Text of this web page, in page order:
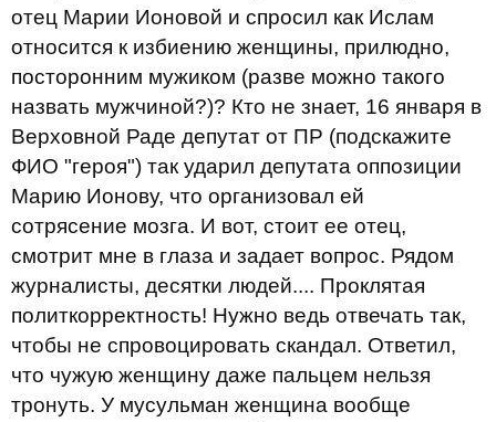
отец Марии Ионовой и спросил как Ислам
относится к избиению женщины, прилюдно,
посторонним мужиком (разве можно такого
назвать мужчиной?)? Кто не знает, 16 января в
Верховной Раде депутат от ПР (подскажите
ФИО "героя") так ударил депутата оппозиции
Марию Ионову, что организовал ей
сотрясение мозга. И вот, стоит ее отец,
смотрит мне в глаза и задает вопрос. Рядом
журналисты, десятки людей.... Проклятая
политкорректность! Нужно ведь отвечать так,
чтобы не спровоцировать скандал. Ответил,
что чужую женщину даже пальцем нельзя
тронуть. У мусульман женщина вообще